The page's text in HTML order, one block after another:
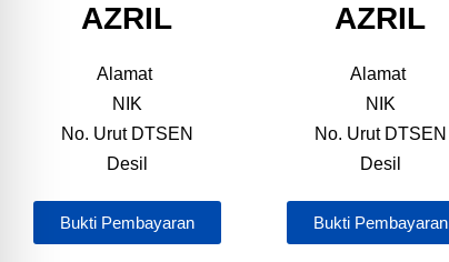
AZRIL
Alamat
NIK
No. Urut DTSEN
Desil
Bukti Pembayaran
AZRIL
Alamat
NIK
No. Urut DTSEN
Desil
Bukti Pembayaran